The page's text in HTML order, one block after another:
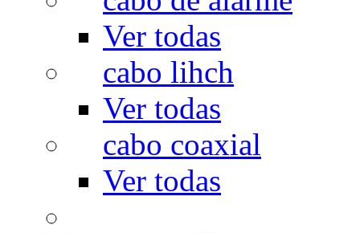
Ver todas
cabo lihch
Ver todas
cabo coaxial
Ver todas